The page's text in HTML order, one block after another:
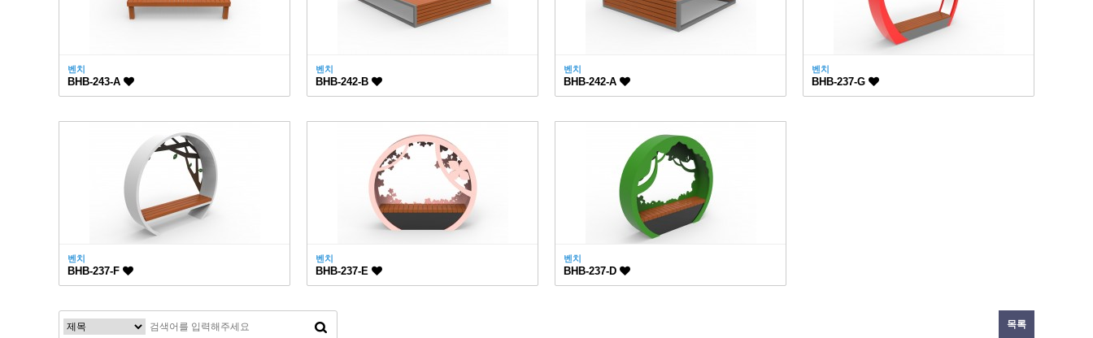
벤치
BHB-243-A
벤치
BHB-242-B
벤치
BHB-242-A
벤치
BHB-237-G
벤치
BHB-237-F
벤치
BHB-237-E
벤치
BHB-237-D
목록